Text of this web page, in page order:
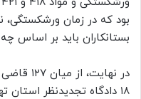
بود که در زمان ورشکستگی،
بستانکاران باید بر اساس
۱۸ دادگاه تجدیدنظر استان تهران موافقت کردند و اعلام نمودند که